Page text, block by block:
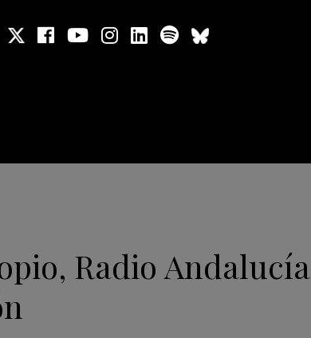
Radio Andalucía